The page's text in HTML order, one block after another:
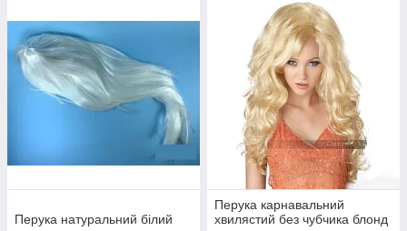
Перука натуральний білий
Перука карнавальний
хвилястий без чубчика блонд